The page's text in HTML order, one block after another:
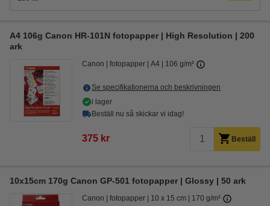
A4 106g Canon HR-101N fotopapper | High Resolution | 200
ark
Canon fotopapper A4 106 g/m²
Se specifikationerna och beskrivningen
i lager
Beställ nu så skickar vi idag!
375 kr Beställ
10x15cm 170g Canon GP-501 fotopapper | Glossy | 50 ark
Canon fotopapper 10 x 15 cm 170 g/m²